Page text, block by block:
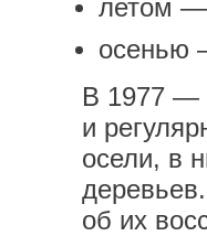
летом —
осенью
В 1977 —
и
осели, в
об их